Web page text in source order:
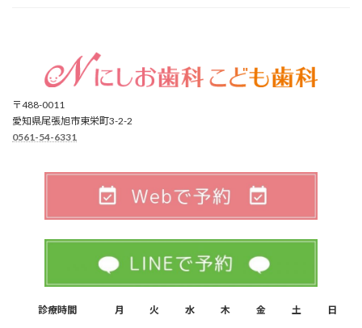
〒488-0011
愛知県尾張旭市東栄町3-2-2
0561-54-6331
診療時間 月 火 水 木 金 土 日